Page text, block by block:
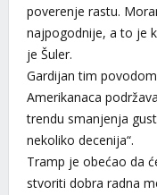
poverenje rastu.
najpogodnije, a to je
je Šuler.
Gardijan tim
Amerikanaca
trendu smanjenja
nekoliko decenija“.
Tramp je obećao da
stvoriti dobra radna